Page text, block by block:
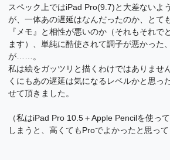
スペック上ではiPad Pro(9.7)と大差ないよ
が、一体あの遅延はなんだったのか、とて
『メモ』と相性が悪いのか（それもそれで
ます）、単純に酷使されて調子が悪かった
が……。
私は絵をガッツリと描くわけではありませ
くにもあの遅延は気になるレベルかと思っ
せて頂きました。
（私はiPad Pro 10.5＋Apple Pencilを使っ
しまうと、高くてもProでよかったと思っ